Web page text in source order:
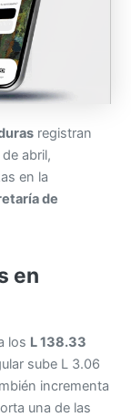
registran
abril,
en la
de
en
los L 138.33
sube L 3.06
incrementa
una de las